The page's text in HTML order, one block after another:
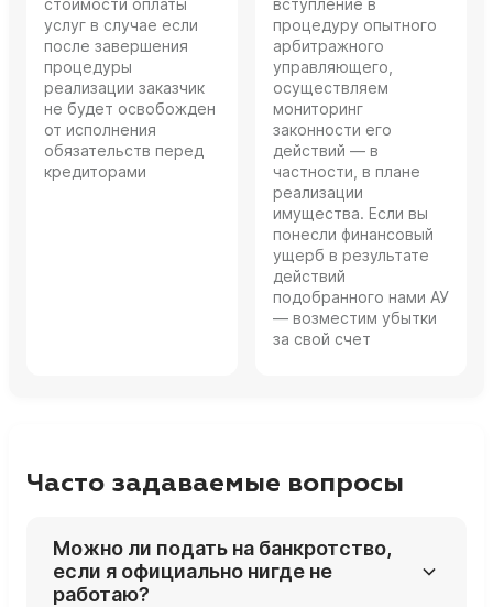
стоимости оплаты
услуг в случае если
после завершения
процедуры
реализации заказчик
не будет освобожден
от исполнения
обязательств перед
кредиторами
вступление в
процедуру опытного
арбитражного
управляющего,
осуществляем
мониторинг
законности его
действий — в
частности, в плане
реализации
имущества. Если вы
понесли финансовый
ущерб в результате
действий
подобранного нами АУ
— возместим убытки
за свой счет
Часто задаваемые вопросы
Можно ли подать на банкротство,
если я официально нигде не
работаю?